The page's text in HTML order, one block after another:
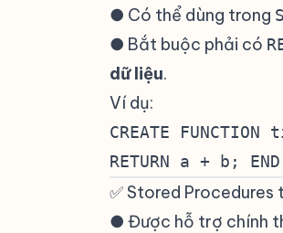
● Có thể dùng trong
● Bắt buộc phải có
dữ liệu.
Ví dụ:
CREATE
RETURN a + b;
✅ Stored Procedures
● Được hỗ trợ chính